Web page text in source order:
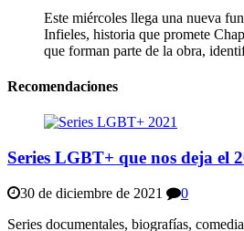
Este miércoles llega una nueva
Infieles, historia que promete
que forman parte de la obra,
Recomendaciones
Series LGBT+ que nos deja el
30 de diciembre de 2021
0
Series documentales, biografías,